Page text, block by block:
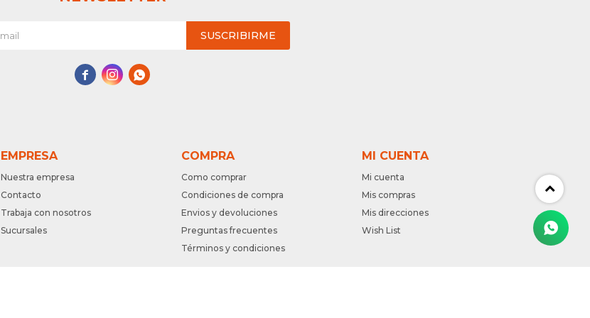
EMPRESA
Nuestra empresa
Contacto
Trabaja con nosotros
Sucursales
COMPRA
Como comprar
Condiciones de compra
Envios y devoluciones
Preguntas frecuentes
Términos y condiciones
MI CUENTA
Mi cuenta
Mis compras
Mis direcciones
Wish List
SUSCRIBIRME
  